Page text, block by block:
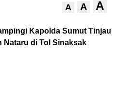
A A A
Kapolda Sumut Tinjau
Nataru di Tol Sinaksak